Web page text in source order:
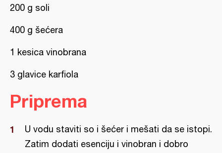
200 g soli
400 g šećera
1 kesica vinobrana
3 glavice karfiola
Priprema
U vodu staviti so i šećer i mešati da se istopi.
Zatim dodati esenciju i vinobran i dobro